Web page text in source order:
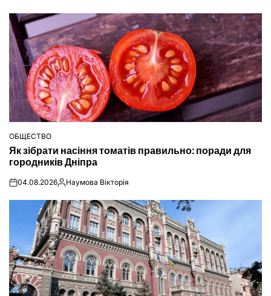
ОПУБЛІКУВАТИ
У
ОБЩЕСТВО
Як зібрати насіння томатів правильно: поради для
городників Дніпра
on04.08.2026Опубліковано
Наумова Вікторія